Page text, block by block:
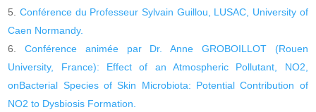
Conférence du Professeur Sylvain Guillou, LUSAC, University of
Caen Normandy.
Conférence animée par Dr. Anne GROBOILLOT (Rouen
University, France): Effect of an Atmospheric Pollutant, NO2,
onBacterial Species of Skin Microbiota: Potential Contribution of
NO2 to Dysbiosis Formation.